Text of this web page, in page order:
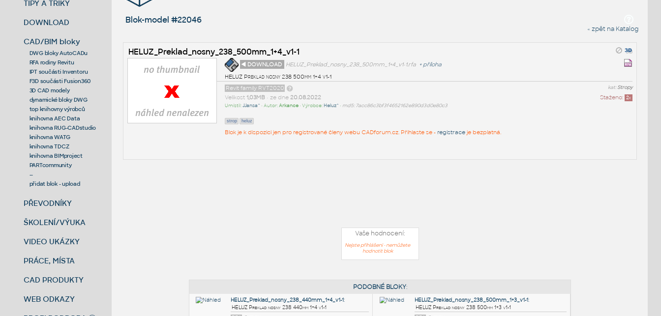
TIPY A TRIKY
DOWNLOAD
CAD/BIM bloky
DWG bloky AutoCADu
RFA rodiny Revitu
IPT součásti Inventoru
F3D součásti Fusion360
3D CAD modely
dynamické bloky DWG
top knihovny výrobců
knihovna AEC Data
knihovna RUG-CADstudio
knihovna WATG
knihovna TDCZ
knihovna BIMproject
PARTcommunity
--
přidat blok - upload
PŘEVODNÍKY
ŠKOLENÍ/VÝUKA
VIDEO UKÁZKY
PRÁCE, MÍSTA
CAD PRODUKTY
WEB ODKAZY
Blok-model #22046
« zpět na Katalog
HELUZ_Preklad_nosny_238_500mm_1+4_v1-1
◄ DOWNLOAD HELUZ_Preklad_nosny_238_500mm_1+4_v1-1.rfa + příloha
HELUZ Preklad nosny 238 500mm 1+4 v1-1
kat:Stropy
Revit family RVT2020
Staženo: 2x
Velikost 1,03MB• ze dne 20.08.2022
Umístil:JJansa^ • Autor:Arkance• Výrobce: Heluz^ • md5: 7acc86c3bf3f4652162e890d3d0e80c3
strop heluz
Blok je k dispozici jen pro registrované členy webu CADforum.cz. Přihlaste se - registraceje bezplatná.
Vaše hodnocení:
Nejste přihlášeni - nemůžete
hodnotit blok